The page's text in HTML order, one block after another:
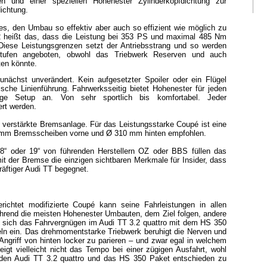
den Umbau so effektiv aber auch so effizient wie möglich zu
das, dass die Leistung bei 353 PS und maximal 485 Nm
Leistungsgrenzen setzt der Antriebsstrang und so werden
angeboten, obwohl das Triebwerk Reserven und auch
könnte.
unverändert. Kein aufgesetzter Spoiler oder ein Flügel
Linienführung. Fahrwerksseitig bietet Hohenester für jeden
Setup an. Von sehr sportlich bis komfortabel. Jeder
werden.
Bremsanlage. Für das Leistungsstarke Coupé ist eine
Bremsscheiben vorne und Ø 310 mm hinten empfohlen.
oder 19“ von führenden Herstellern OZ oder BBS füllen das
der Bremse die einzigen sichtbaren Merkmale für Insider, dass
Audi TT begegnet.
modifizierte Coupé kann seine Fahrleistungen in allen
die meisten Hohenester Umbauten, dem Ziel folgen, andere
das Fahrvergnügen im Audi TT 3.2 quattro mit dem HS 350
ein. Das drehmomentstarke Triebwerk beruhigt die Nerven und
von hinten locker zu parieren – und zwar egal in welchem
vielleicht nicht das Tempo bei einer zügigen Ausfahrt, wohl
Audi TT 3.2 quattro und das HS 350 Paket entschieden zu